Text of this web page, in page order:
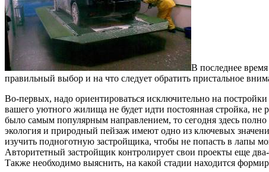
В последнее
правильный выбор и на что следует обратить пристальное
Во-первых, надо ориентироваться исключительно на
вашего уютного жилища не будет идти постоянная стройка, не
было самым популярным направлением, то сегодня здесь
экология и природный пейзаж имеют одно из ключевых
изучить подноготную застройщика, чтобы не попасть в лапы
Авторитетный застройщик контролирует свои проекты еще
Также необходимо выяснить, на какой стадии находится